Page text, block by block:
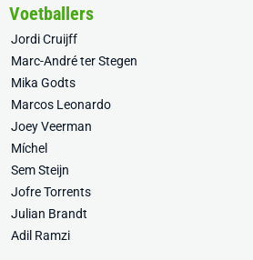
Voetballers
Jordi Cruijff
Marc-André ter Stegen
Mika Godts
Marcos Leonardo
Joey Veerman
Míchel
Sem Steijn
Jofre Torrents
Julian Brandt
Adil Ramzi